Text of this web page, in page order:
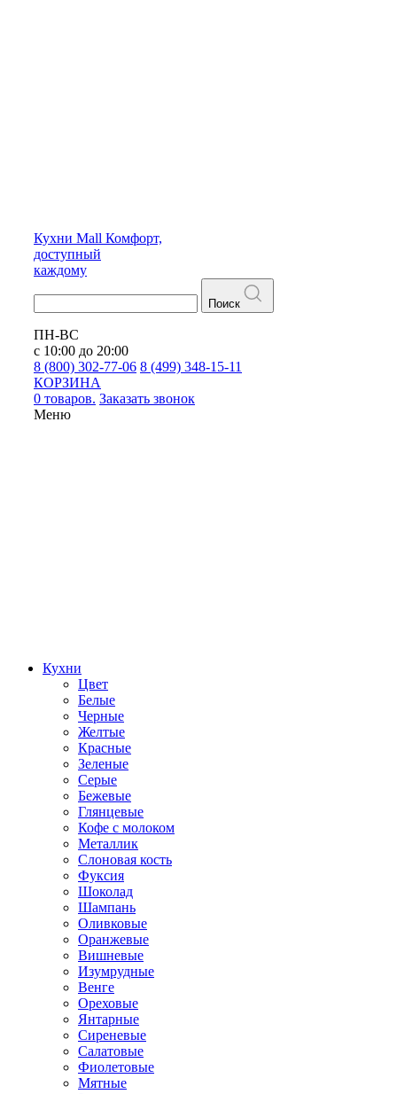
Кухни Mall Комфорт,
доступный
каждому
Поиск
ПН-ВС
с 10:00 до 20:00
8 (800) 302-77-06 8 (499) 348-15-11
КОРЗИНА
0 товаров. Заказать звонок
Меню
Кухни
Цвет
Белые
Черные
Желтые
Красные
Зеленые
Серые
Бежевые
Глянцевые
Кофе с молоком
Металлик
Слоновая кость
Фуксия
Шоколад
Шампань
Оливковые
Оранжевые
Вишневые
Изумрудные
Венге
Ореховые
Янтарные
Сиреневые
Салатовые
Фиолетовые
Мятные